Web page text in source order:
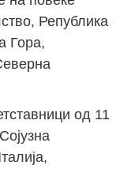
Република
Гора,
од 11